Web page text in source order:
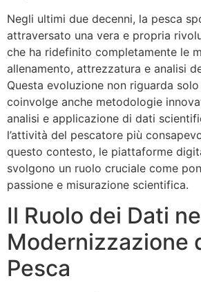
Negli ultimi due decenni, la pesca
attraversato una vera e propria
che ha ridefinito completamente le
allenamento, attrezzatura e analisi
Questa evoluzione non riguarda
coinvolge anche metodologie
analisi e applicazione di dati
l’attività del pescatore più
questo contesto, le piattaforme
svolgono un ruolo cruciale come
passione e misurazione scientifica.
Il Ruolo dei Dati
Modernizzazione
Pesca